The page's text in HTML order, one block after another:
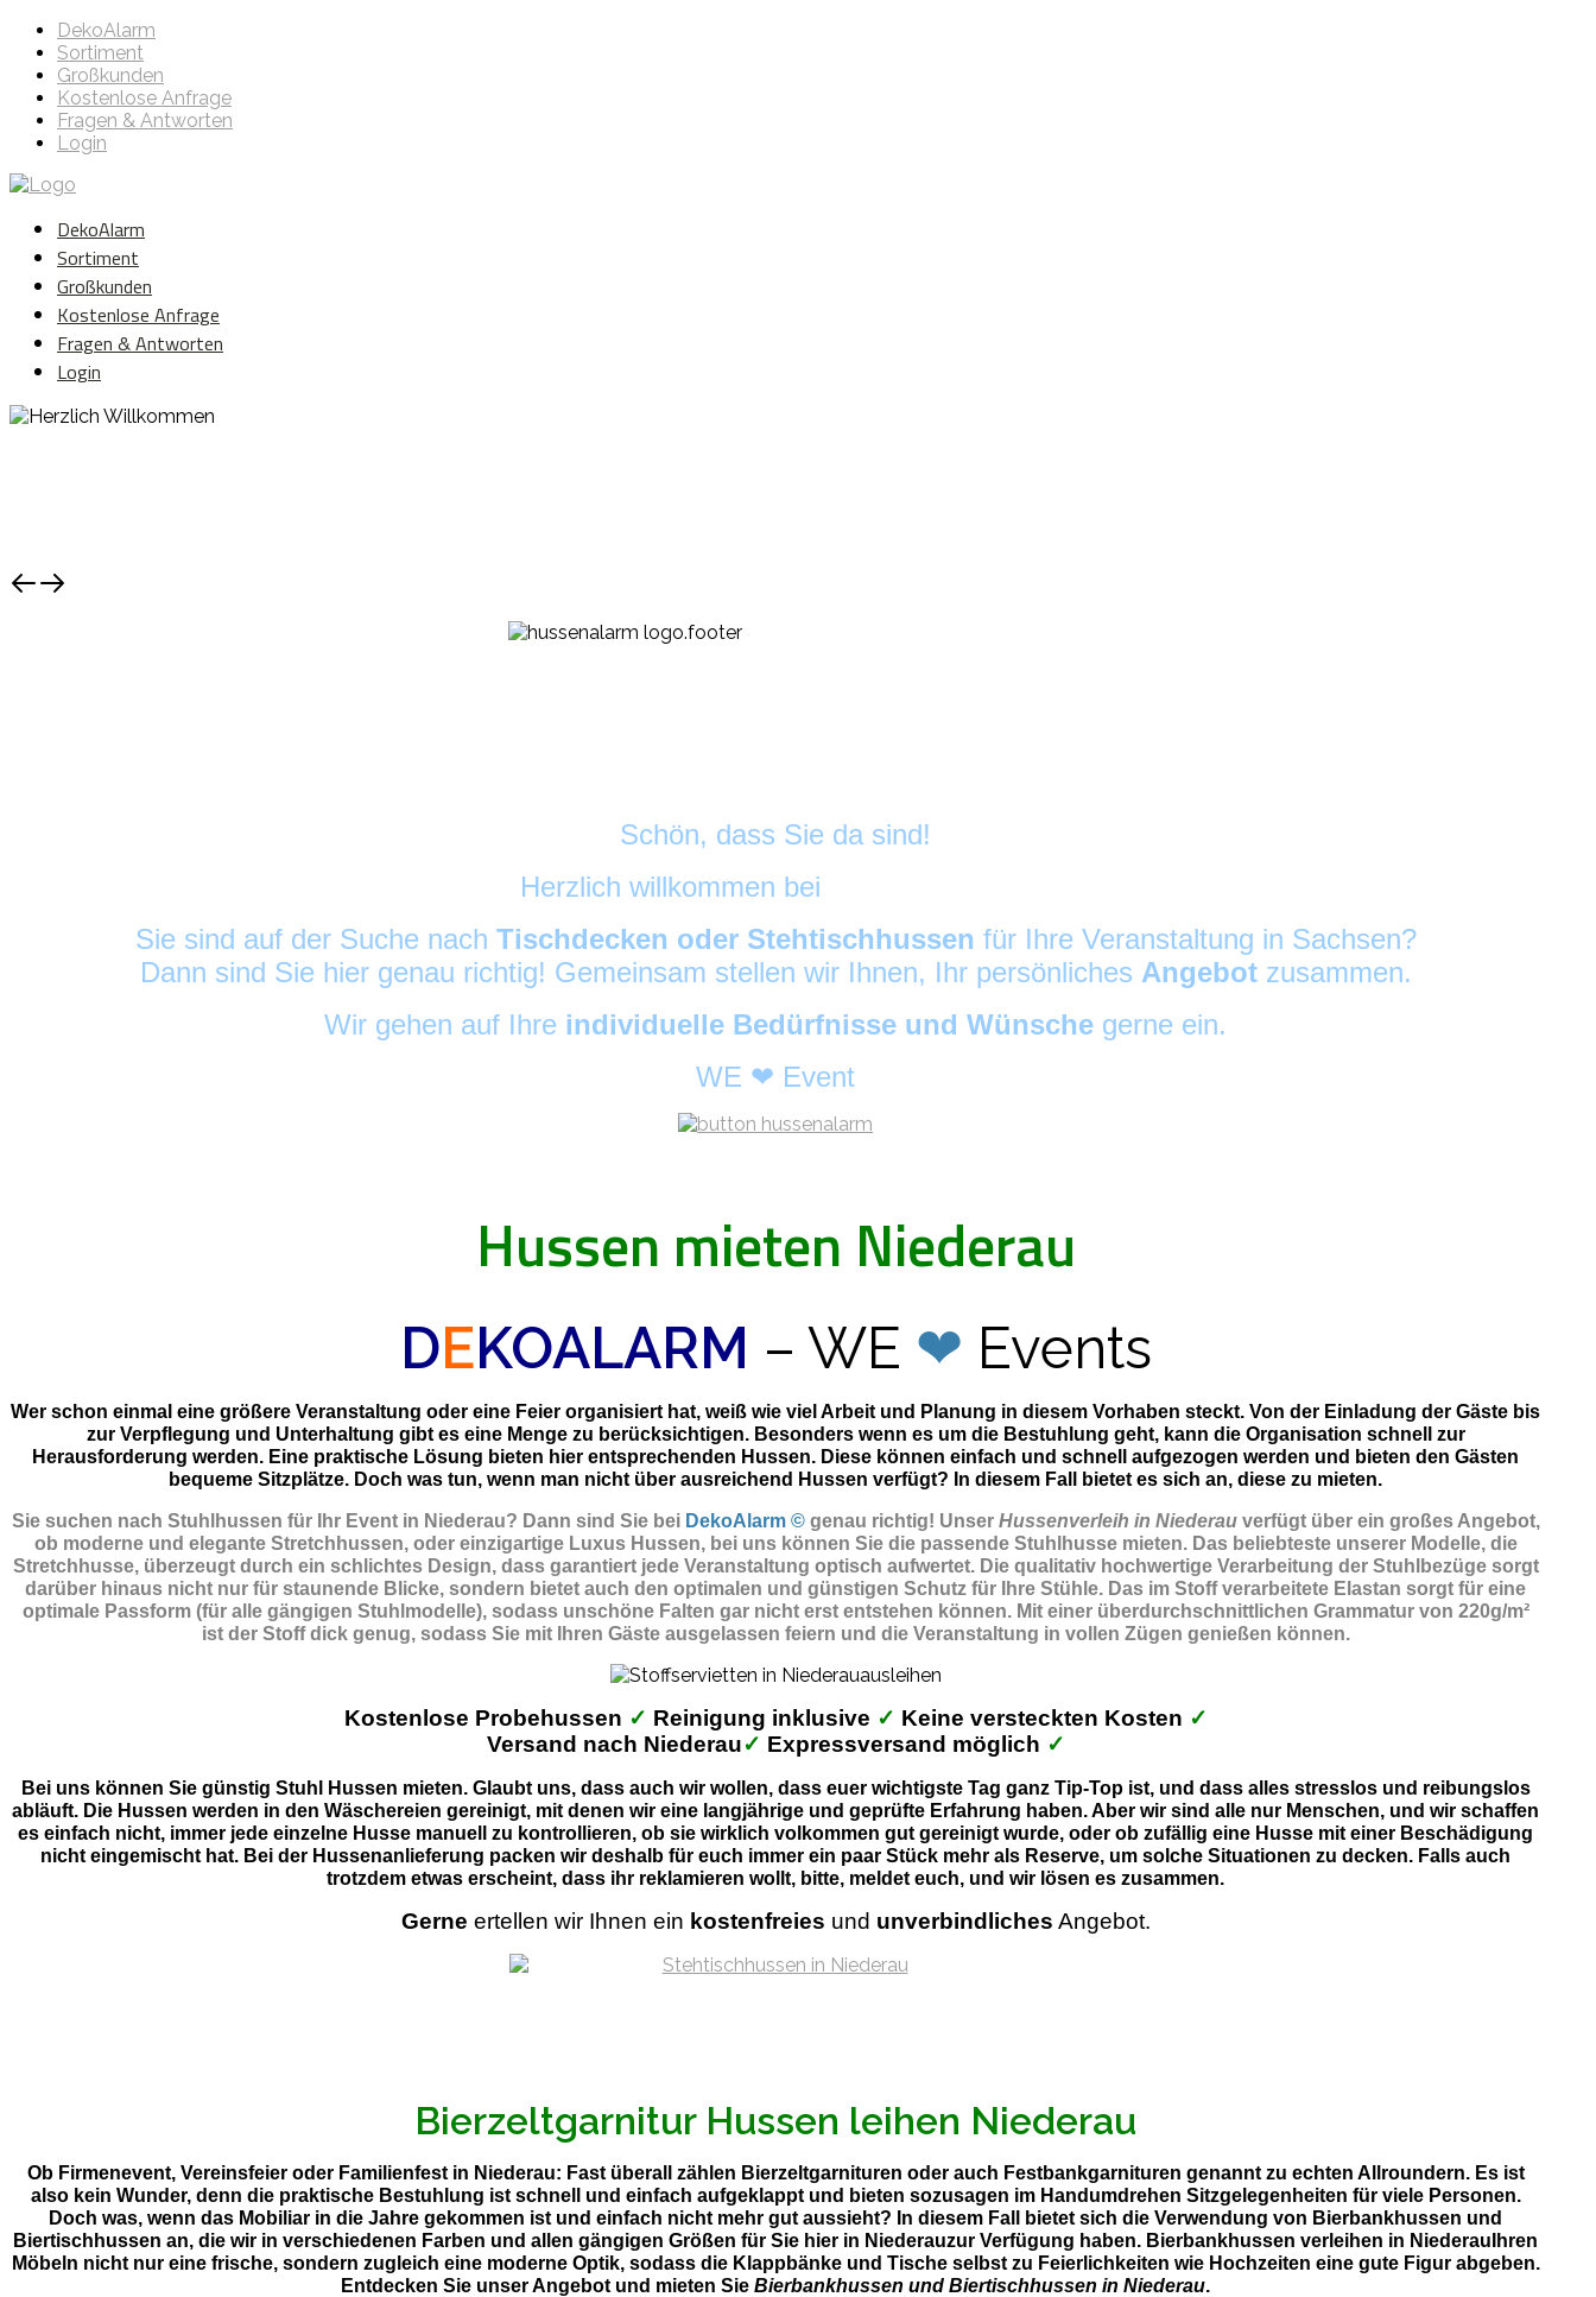
DekoAlarm
Sortiment
Großkunden
Kostenlose Anfrage
Fragen & Antworten
Login
DekoAlarm
Sortiment
Großkunden
Kostenlose Anfrage
Fragen & Antworten
Login
Schön, dass Sie da sind!
Herzlich willkommen bei
Sie sind auf der Suche nach Tischdecken oder Stehtischhussen für Ihre Veranstaltung in Sachsen?
Dann sind Sie hier genau richtig! Gemeinsam stellen wir Ihnen, Ihr persönliches Angebot zusammen.
Wir gehen auf Ihre individuelle Bedürfnisse und Wünsche gerne ein.
WE ❤ Event
Hussen mieten Niederau
DEKOALARM – WE ❤ Events
Wer schon einmal eine größere Veranstaltung oder eine Feier organisiert hat, weiß wie viel Arbeit und Planung in diesem Vorhaben steckt. Von der Einladung der Gäste bis
zur Verpflegung und Unterhaltung gibt es eine Menge zu berücksichtigen. Besonders wenn es um die Bestuhlung geht, kann die Organisation schnell zur
Herausforderung werden. Eine praktische Lösung bieten hier entsprechenden Hussen. Diese können einfach und schnell aufgezogen werden und bieten den Gästen
bequeme Sitzplätze. Doch was tun, wenn man nicht über ausreichend Hussen verfügt? In diesem Fall bietet es sich an, diese zu mieten.
Sie suchen nach Stuhlhussen für Ihr Event in Niederau? Dann sind Sie bei DekoAlarm © genau richtig! Unser Hussenverleih in Niederauverfügt über ein großes Angebot,
ob moderne und elegante Stretchhussen, oder einzigartige Luxus Hussen, bei uns können Sie die passende Stuhlhusse mieten. Das beliebteste unserer Modelle, die
Stretchhusse, überzeugt durch ein schlichtes Design, dass garantiert jede Veranstaltung optisch aufwertet. Die qualitativ hochwertige Verarbeitung der Stuhlbezüge sorgt
darüber hinaus nicht nur für staunende Blicke, sondern bietet auch den optimalen und günstigen Schutz für Ihre Stühle. Das im Stoff verarbeitete Elastan sorgt für eine
optimale Passform (für alle gängigen Stuhlmodelle), sodass unschöne Falten gar nicht erst entstehen können. Mit einer überdurchschnittlichen Grammatur von 220g/m²
ist der Stoff dick genug, sodass Sie mit Ihren Gäste ausgelassen feiern und die Veranstaltung in vollen Zügen genießen können.
Kostenlose Probehussen ✓ Reinigung inklusive ✓ Keine versteckten Kosten ✓
Versand nach Niederau✓ Expressversand möglich ✓
Bei uns können Sie günstig Stuhl Hussen mieten. Glaubt uns, dass auch wir wollen, dass euer wichtigste Tag ganz Tip-Top ist, und dass alles stresslos und reibungslos
abläuft. Die Hussen werden in den Wäschereien gereinigt, mit denen wir eine langjährige und geprüfte Erfahrung haben. Aber wir sind alle nur Menschen, und wir schaffen
es einfach nicht, immer jede einzelne Husse manuell zu kontrollieren, ob sie wirklich volkommen gut gereinigt wurde, oder ob zufällig eine Husse mit einer Beschädigung
nicht eingemischt hat. Bei der Hussenanlieferung packen wir deshalb für euch immer ein paar Stück mehr als Reserve, um solche Situationen zu decken. Falls auch
trotzdem etwas erscheint, dass ihr reklamieren wollt, bitte, meldet euch, und wir lösen es zusammen.
Gerne ertellen wir Ihnen ein kostenfreies und unverbindliches Angebot.
Bierzeltgarnitur Hussen leihen Niederau
Ob Firmenevent, Vereinsfeier oder Familienfest in Niederau: Fast überall zählen Bierzeltgarnituren oder auch Festbankgarnituren genannt zu echten Allroundern. Es ist
also kein Wunder, denn die praktische Bestuhlung ist schnell und einfach aufgeklappt und bieten sozusagen im Handumdrehen Sitzgelegenheiten für viele Personen.
Doch was, wenn das Mobiliar in die Jahre gekommen ist und einfach nicht mehr gut aussieht? In diesem Fall bietet sich die Verwendung von Bierbankhussen und
Biertischhussen an, die wir in verschiedenen Farben und allen gängigen Größen für Sie hier in Niederauzur Verfügung haben. Bierbankhussen verleihen in NiederauIhren
Möbeln nicht nur eine frische, sondern zugleich eine moderne Optik, sodass die Klappbänke und Tische selbst zu Feierlichkeiten wie Hochzeiten eine gute Figur abgeben.
Entdecken Sie unser Angebot und mieten Sie Bierbankhussen und Biertischhussen in Niederau.